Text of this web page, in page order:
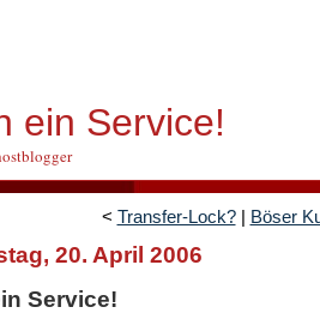
ein Service!
< Transfer-Lock? | Böser
20. April 2006
Service!